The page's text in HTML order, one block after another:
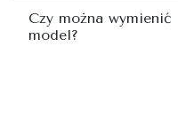
Czy można
model?